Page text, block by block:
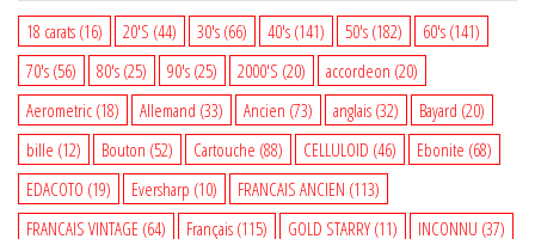
18 carats (16) 20'S (44) 30's (66) 40's (141) 50's (182) 60's (141)
70's (56) 80's (25) 90's (25) 2000'S (20) accordeon (20)
Aerometric (18) Allemand (33) Ancien (73) anglais (32) Bayard (20)
bille (12) Bouton (52) Cartouche (88) CELLULOID (46) Ebonite (68)
EDACOTO (19) Eversharp (10) FRANCAIS ANCIEN (113)
FRANCAIS VINTAGE (64) Français (115) GOLD STARRY (11) INCONNU (37)